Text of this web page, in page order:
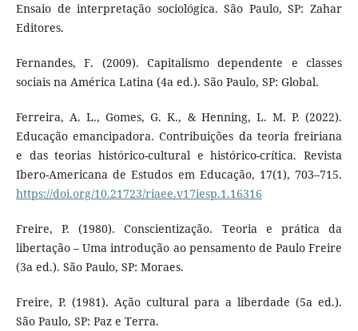
Ensaio de interpretação sociológica. São Paulo, SP: Zahar
Editores.
Fernandes, F. (2009). Capitalismo dependente e classes
sociais na América Latina (4a ed.). São Paulo, SP: Global.
Ferreira, A. L., Gomes, G. K., & Henning, L. M. P. (2022).
Educação emancipadora. Contribuições da teoria freiriana
e das teorias histórico-cultural e histórico-crítica. Revista
Ibero-Americana de Estudos em Educação, 17(1), 703–715.
https://doi.org/10.21723/riaee.v17iesp.1.16316
Freire, P. (1980). Conscientização. Teoria e prática da
libertação – Uma introdução ao pensamento de Paulo Freire
(3a ed.). São Paulo, SP: Moraes.
Freire, P. (1981). Ação cultural para a liberdade (5a ed.).
São Paulo, SP: Paz e Terra.